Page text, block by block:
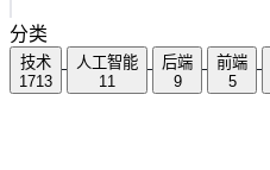
分类
技术
1713
人工智能
11
后端
9
前端
5